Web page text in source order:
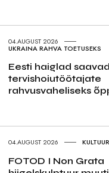
04.AUGUST 2026
UKRAINA RAHVA TOETUSEKS
Eesti haiglad
tervishoiutöötajate
rahvusvaheliseks
04.AUGUST 2026
FOTOD I Non Grata